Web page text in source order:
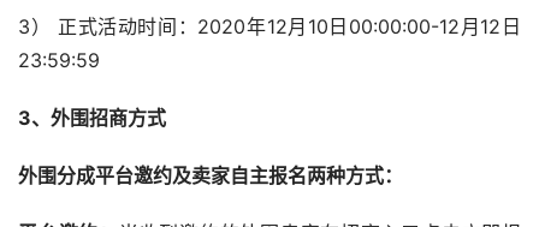
3） 正式活动时间：2020年12月10日00:00:00-12月12日
23:59:59
3、外围招商方式
外围分成平台邀约及卖家自主报名两种方式：